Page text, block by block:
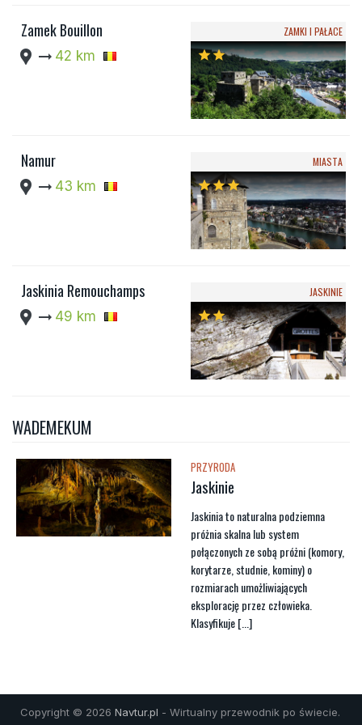
Zamek Bouillon
location_pin arrow_right_alt 42 km
ZAMKI I PAŁACE
starstar
Namur
location_pin arrow_right_alt 43 km
MIASTA
starstarstar
Jaskinia Remouchamps
location_pin arrow_right_alt 49 km
JASKINIE
starstar
WADEMEKUM
PRZYRODA
Jaskinie
Jaskinia to naturalna podziemna
próżnia skalna lub system
połączonych ze sobą próżni (komory,
korytarze, studnie, kominy) o
rozmiarach umożliwiających
eksplorację przez człowieka.
Klasyfikuje [...]
Copyright © 2026 Navtur.pl - Wirtualny przewodnik po świecie.